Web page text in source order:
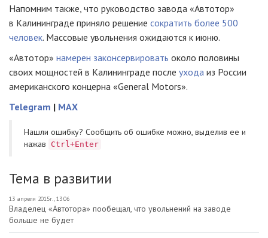
Напомним также, что руководство завода «Автотор»
в Калининграде приняло решение сократить более 500
человек. Массовые увольнения ожидаются к июню.
«Автотор» намерен законсервировать около половины
своих мощностей в Калининграде после ухода из России
американского концерна «General Motors».
Telegram | MAX
Нашли ошибку? Cообщить об ошибке можно, выделив ее и
нажав
Ctrl+Enter
Тема в развитии
13 апреля 2015г., 13:06
Владелец «Автотора» пообещал, что увольнений на заводе
больше не будет